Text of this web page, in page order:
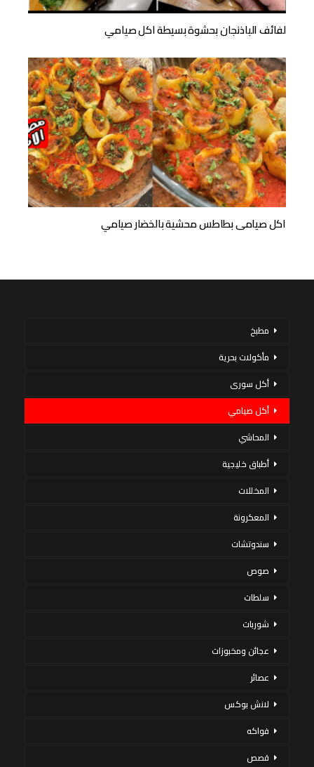
لفائف الباذنجان بحشوة بسيطة اكل صيامي
اكل صيامى بطاطس محشية بالخضار صيامي
مطبخ
مأكولات بحرية
أكل سورى
أكل صيامي
المحاشي
أطباق خليجية
المخللات
المعكرونة
سندوتشات
صوص
سلطات
شوربات
عجائن ومخبوزات
عصائر
لانش بوكس
فواكه
قصص